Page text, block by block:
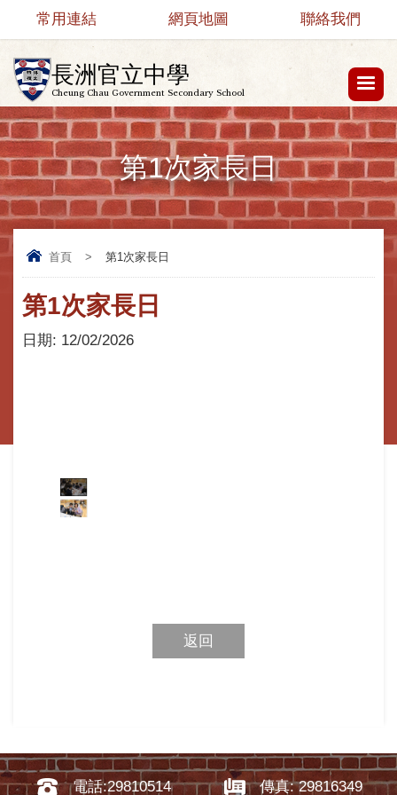
長洲官立中學
Cheung Chau Government Secondary School
常用連結 網頁地圖 聯絡我們
第1次家長日
首頁 > 第1次家長日
第1次家長日
日期: 12/02/2026
返回
電話:29810514 傳真: 29816349